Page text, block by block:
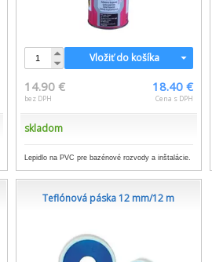
Vložiť do košíka
14.90 €
bez DPH
18.40 €
Cena s DPH
skladom
Lepidlo na PVC pre bazénové rozvody a inštalácie.
Teflónová páska 12 mm/12 m